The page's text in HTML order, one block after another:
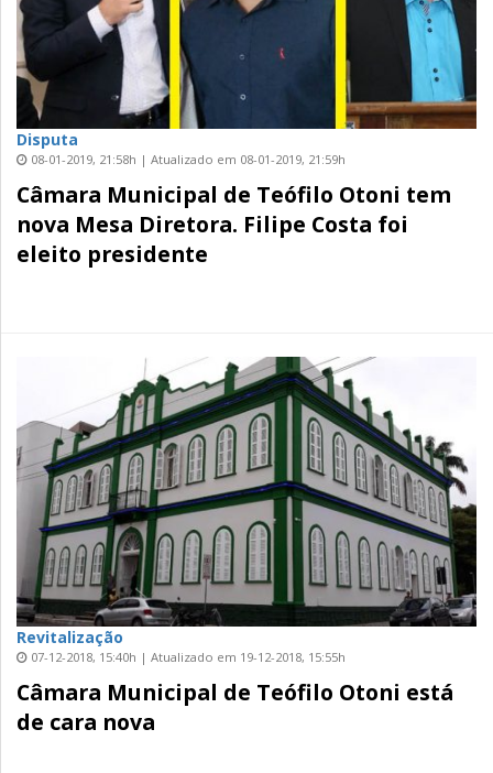
Disputa
08-01-2019, 21:58h | Atualizado em 08-01-2019, 21:59h
Câmara Municipal de Teófilo Otoni tem
nova Mesa Diretora. Filipe Costa foi
eleito presidente
Revitalização
07-12-2018, 15:40h | Atualizado em 19-12-2018, 15:55h
Câmara Municipal de Teófilo Otoni está
de cara nova